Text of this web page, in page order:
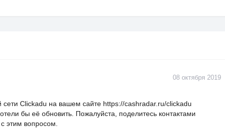
баланс.
ценами на трафик, в разделе «Average
удобного фильтра.
08 октября 2019
Clickadu на вашем сайте https://cashradar.ru/clickadu
бы её обновить. Пожалуйста, поделитесь контактами
этим вопросом.